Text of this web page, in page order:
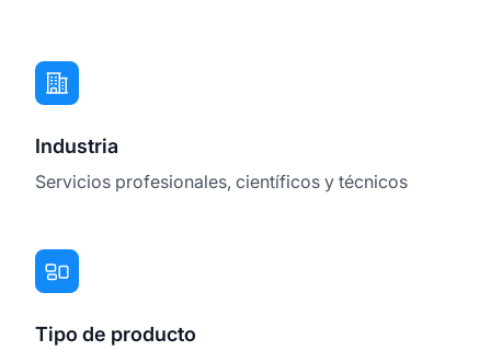
Industria
Servicios profesionales, científicos y técnicos
Tipo de producto